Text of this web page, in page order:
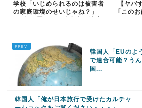
学校「いじめられるのは被害者
の家庭環境のせいじゃね？」
【ヤバ
｢この
韓国人「EUのよ
で連合可能？う
国...
韓国人「俺が日本旅行で受けたカルチャ